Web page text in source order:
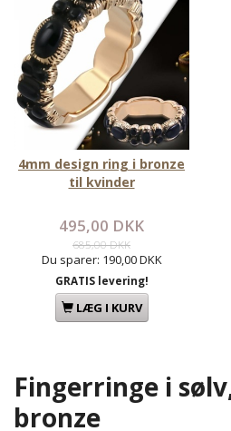
4mm design ring i bronze
til kvinder
495,00 DKK
685,00 DKK
Du sparer: 190,00 DKK
GRATIS levering!
LÆG I KURV
Fingerringe i
bronze